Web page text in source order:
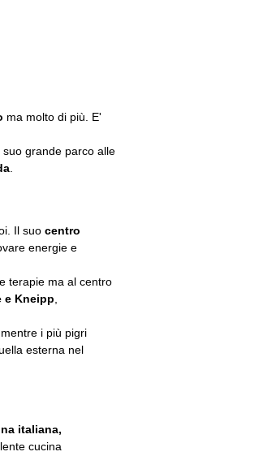
ma molto di più. E'
grande parco alle
Il suo centro
energie e
terapie ma al centro
e Kneipp
i più pigri
esterna nel
italiana,
cucina